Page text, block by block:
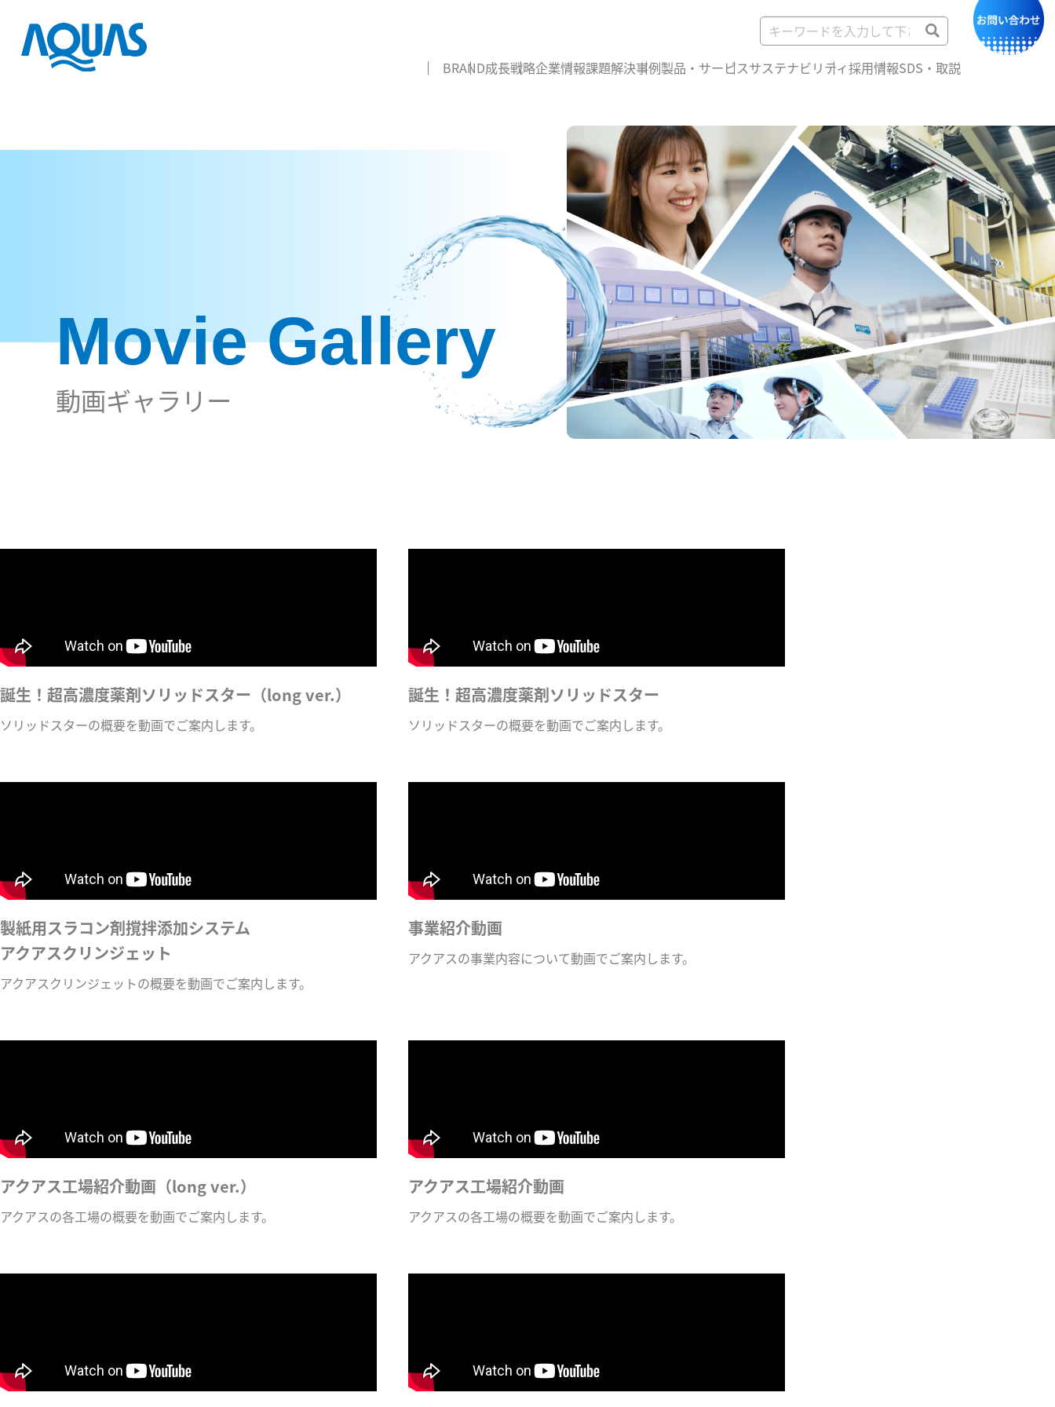
BRAND成長戦略企業情報課題解決事例製品・サービスサステナビリティ採用情報SDS・取説
Movie Gallery
動画ギャラリー
誕生！超高濃度薬剤ソリッドスター（long ver.）
ソリッドスターの概要を動画でご案内します。
誕生！超高濃度薬剤ソリッドスター
ソリッドスターの概要を動画でご案内します。
製紙用スラコン剤撹拌添加システム
アクアスクリンジェット
アクアスクリンジェットの概要を動画でご案内します。
事業紹介動画
アクアスの事業内容について動画でご案内します。
アクアス工場紹介動画（long ver.）
アクアスの各工場の概要を動画でご案内します。
アクアス工場紹介動画
アクアスの各工場の概要を動画でご案内します。